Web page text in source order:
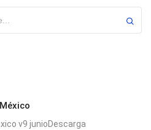
v9 junioDescarga